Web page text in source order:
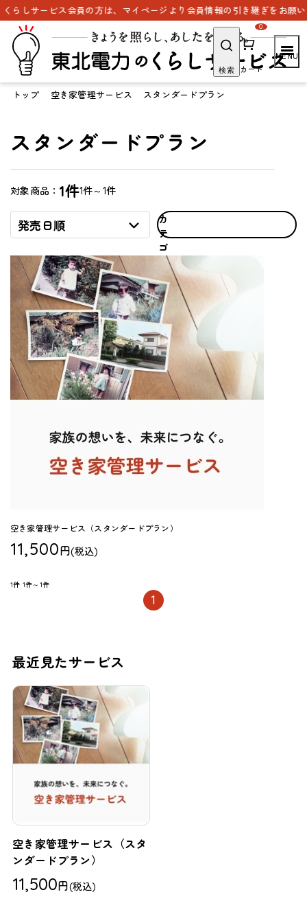
サービス会員の方は、マイページより会員情報の引き継ぎをお願いい
検索 カート
0
トップ 空き家管理サービス スタンダードプラン
スタンダードプラン
対象商品： 1件1件～1件
発売日順
カ
テ
ゴ
リ
探
す
空き家管理サービス（スタンダードプラン）
11,500円(税込)
1件 1件～1件
1
最近見たサービス
空き家管理サービス（スタ
ンダードプラン）
11,500円(税込)